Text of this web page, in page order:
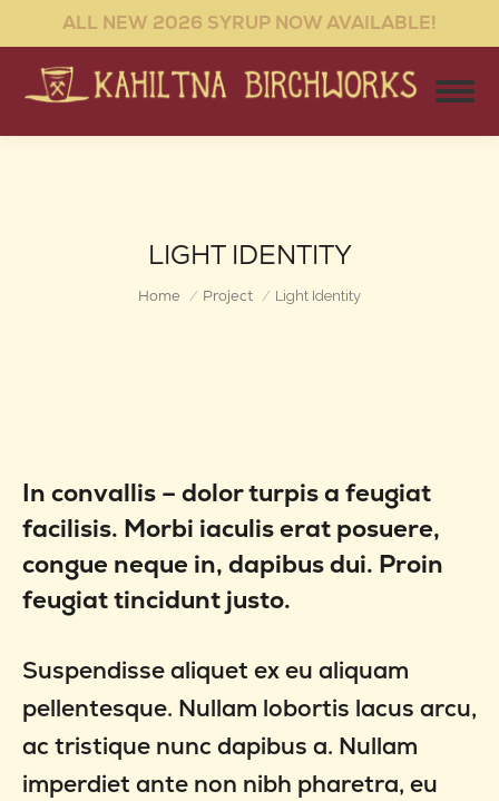
ALL NEW 2026 SYRUP NOW AVAILABLE!
LIGHT IDENTITY
You are here:
Home Project Light Identity
In convallis – dolor turpis a feugiat
facilisis. Morbi iaculis erat posuere,
congue neque in, dapibus dui. Proin
feugiat tincidunt justo.
Suspendisse aliquet ex eu aliquam
pellentesque. Nullam lobortis lacus arcu,
ac tristique nunc dapibus a. Nullam
imperdiet ante non nibh pharetra, eu